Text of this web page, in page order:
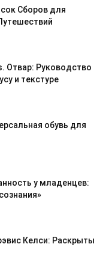
Сборов для
Отвар: Руководство
и текстуре
обувь для
у младенцев:
Келси: Раскрыты